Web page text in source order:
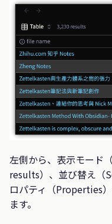
左側から、表示モード
results）、並び替え（
ロパティ（Properties
ます。